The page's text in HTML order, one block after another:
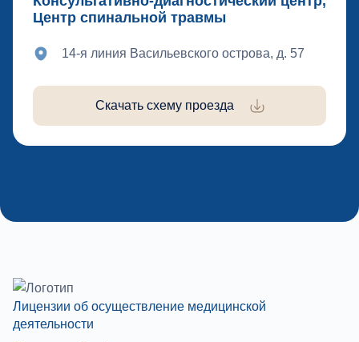
Центр спинальной травмы
14-я линия Васильевского острова, д. 57
Скачать схему проезда
Лицензии об осуществление медицинской
деятельности